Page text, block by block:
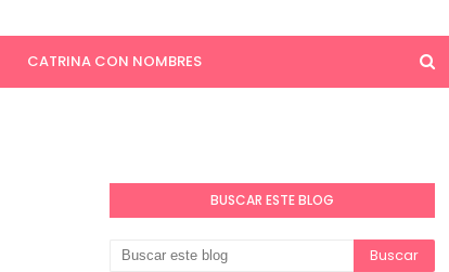
CATRINA CON NOMBRES
BUSCAR ESTE BLOG